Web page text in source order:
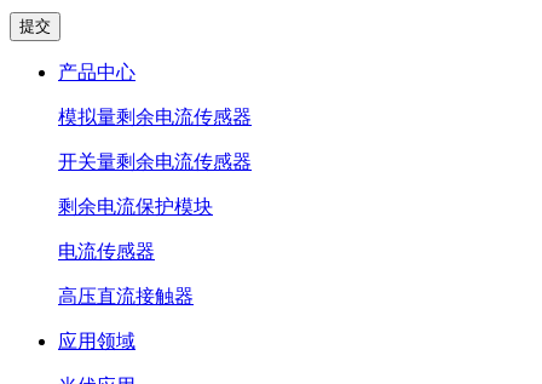
产品中心
模拟量剩余电流传感器
开关量剩余电流传感器
剩余电流保护模块
电流传感器
高压直流接触器
应用领域